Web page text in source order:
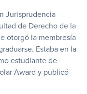
Jurisprudencia
de Derecho de la
otorgó la membresía
Estaba en la
estudiante de
Award y publicó